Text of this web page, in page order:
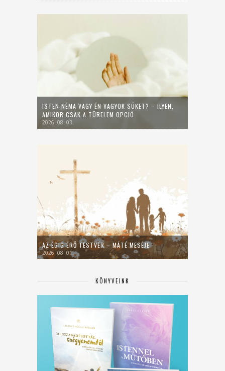
ISTEN NÉMA VAGY ÉN VAGYOK SÜKET? – ILYEN,
AMIKOR CSAK A TÜRELEM OPCIÓ
2026. 08. 03.
AZ ÉGIG ÉRŐ TESTVÉR – MÁTÉ MESÉJE
2026. 08. 01.
KÖNYVEINK